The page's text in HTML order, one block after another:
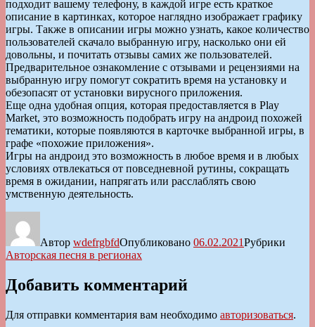
подходит вашему телефону, в каждой игре есть краткое
описание в картинках, которое наглядно изображает графику
игры. Также в описании игры можно узнать, какое количество
пользователей скачало выбранную игру, насколько они ей
довольны, и почитать отзывы самих же пользователей.
Предварительное ознакомление с отзывами и рецензиями на
выбранную игру помогут сократить время на установку и
обезопасят от установки вирусного приложения.
Еще одна удобная опция, которая предоставляется в Play
Market, это возможность подобрать игру на андроид похожей
тематики, которые появляются в карточке выбранной игры, в
графе «похожие приложения».
Игры на андроид это возможность в любое время и в любых
условиях отвлекаться от повседневной рутины, сокращать
время в ожидании, напрягать или расслаблять свою
умственную деятельность.
Автор wdefrgbfdОпубликовано 06.02.2021Рубрики
Авторская песня в регионах
Добавить комментарий
Для отправки комментария вам необходимо авторизоваться.